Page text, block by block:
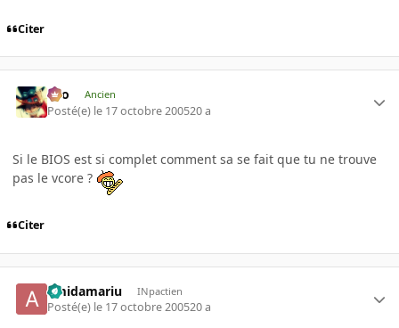
Citer
eYo Ancien
Posté(e) le 17 octobre 200520 a
Si le BIOS est si complet comment sa se fait que tu ne trouve
pas le vcore ?
Citer
amidamariu INpactien
Posté(e) le 17 octobre 200520 a